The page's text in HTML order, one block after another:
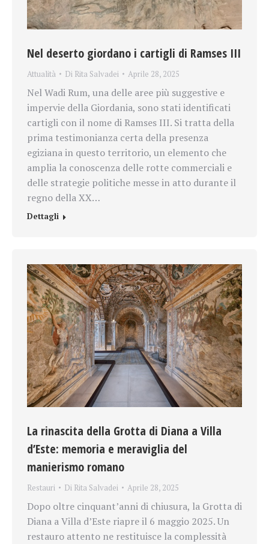
Nel deserto giordano i cartigli di Ramses III
Attualità Di Rita Salvadei Aprile 28, 2025
Nel Wadi Rum, una delle aree più suggestive e
impervie della Giordania, sono stati identificati
cartigli con il nome di Ramses III. Si tratta della
prima testimonianza certa della presenza
egiziana in questo territorio, un elemento che
amplia la conoscenza delle rotte commerciali e
delle strategie politiche messe in atto durante il
regno della XX…
Dettagli
La rinascita della Grotta di Diana a Villa
d’Este: memoria e meraviglia del
manierismo romano
Restauri Di Rita Salvadei Aprile 28, 2025
Dopo oltre cinquant’anni di chiusura, la Grotta di
Diana a Villa d’Este riapre il 6 maggio 2025. Un
restauro attento ne restituisce la complessità